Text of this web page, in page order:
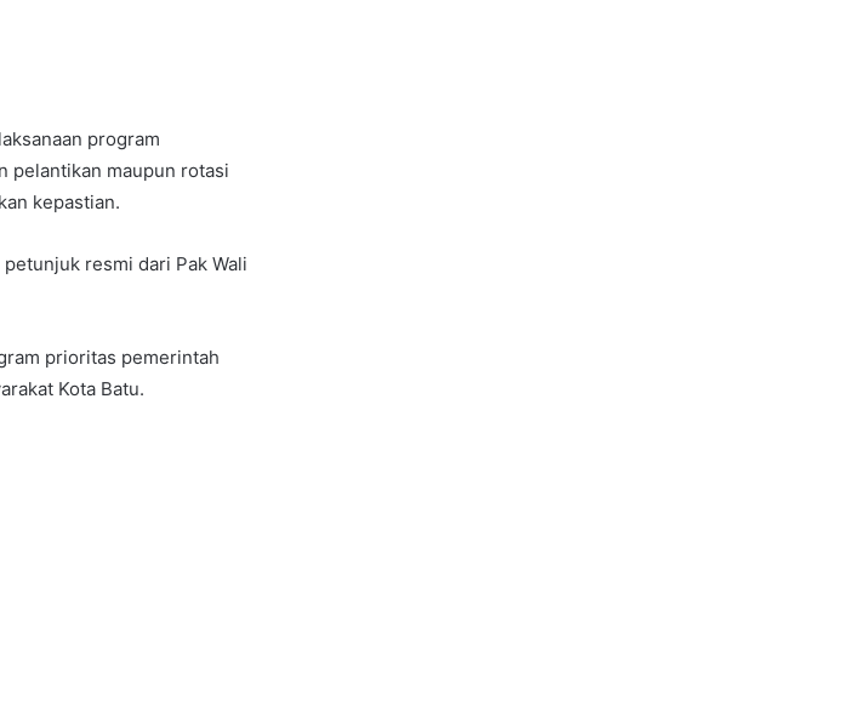
program
pelantikan maupun rotasi
kepastian.
resmi dari Pak Wali
prioritas pemerintah
Kota Batu.